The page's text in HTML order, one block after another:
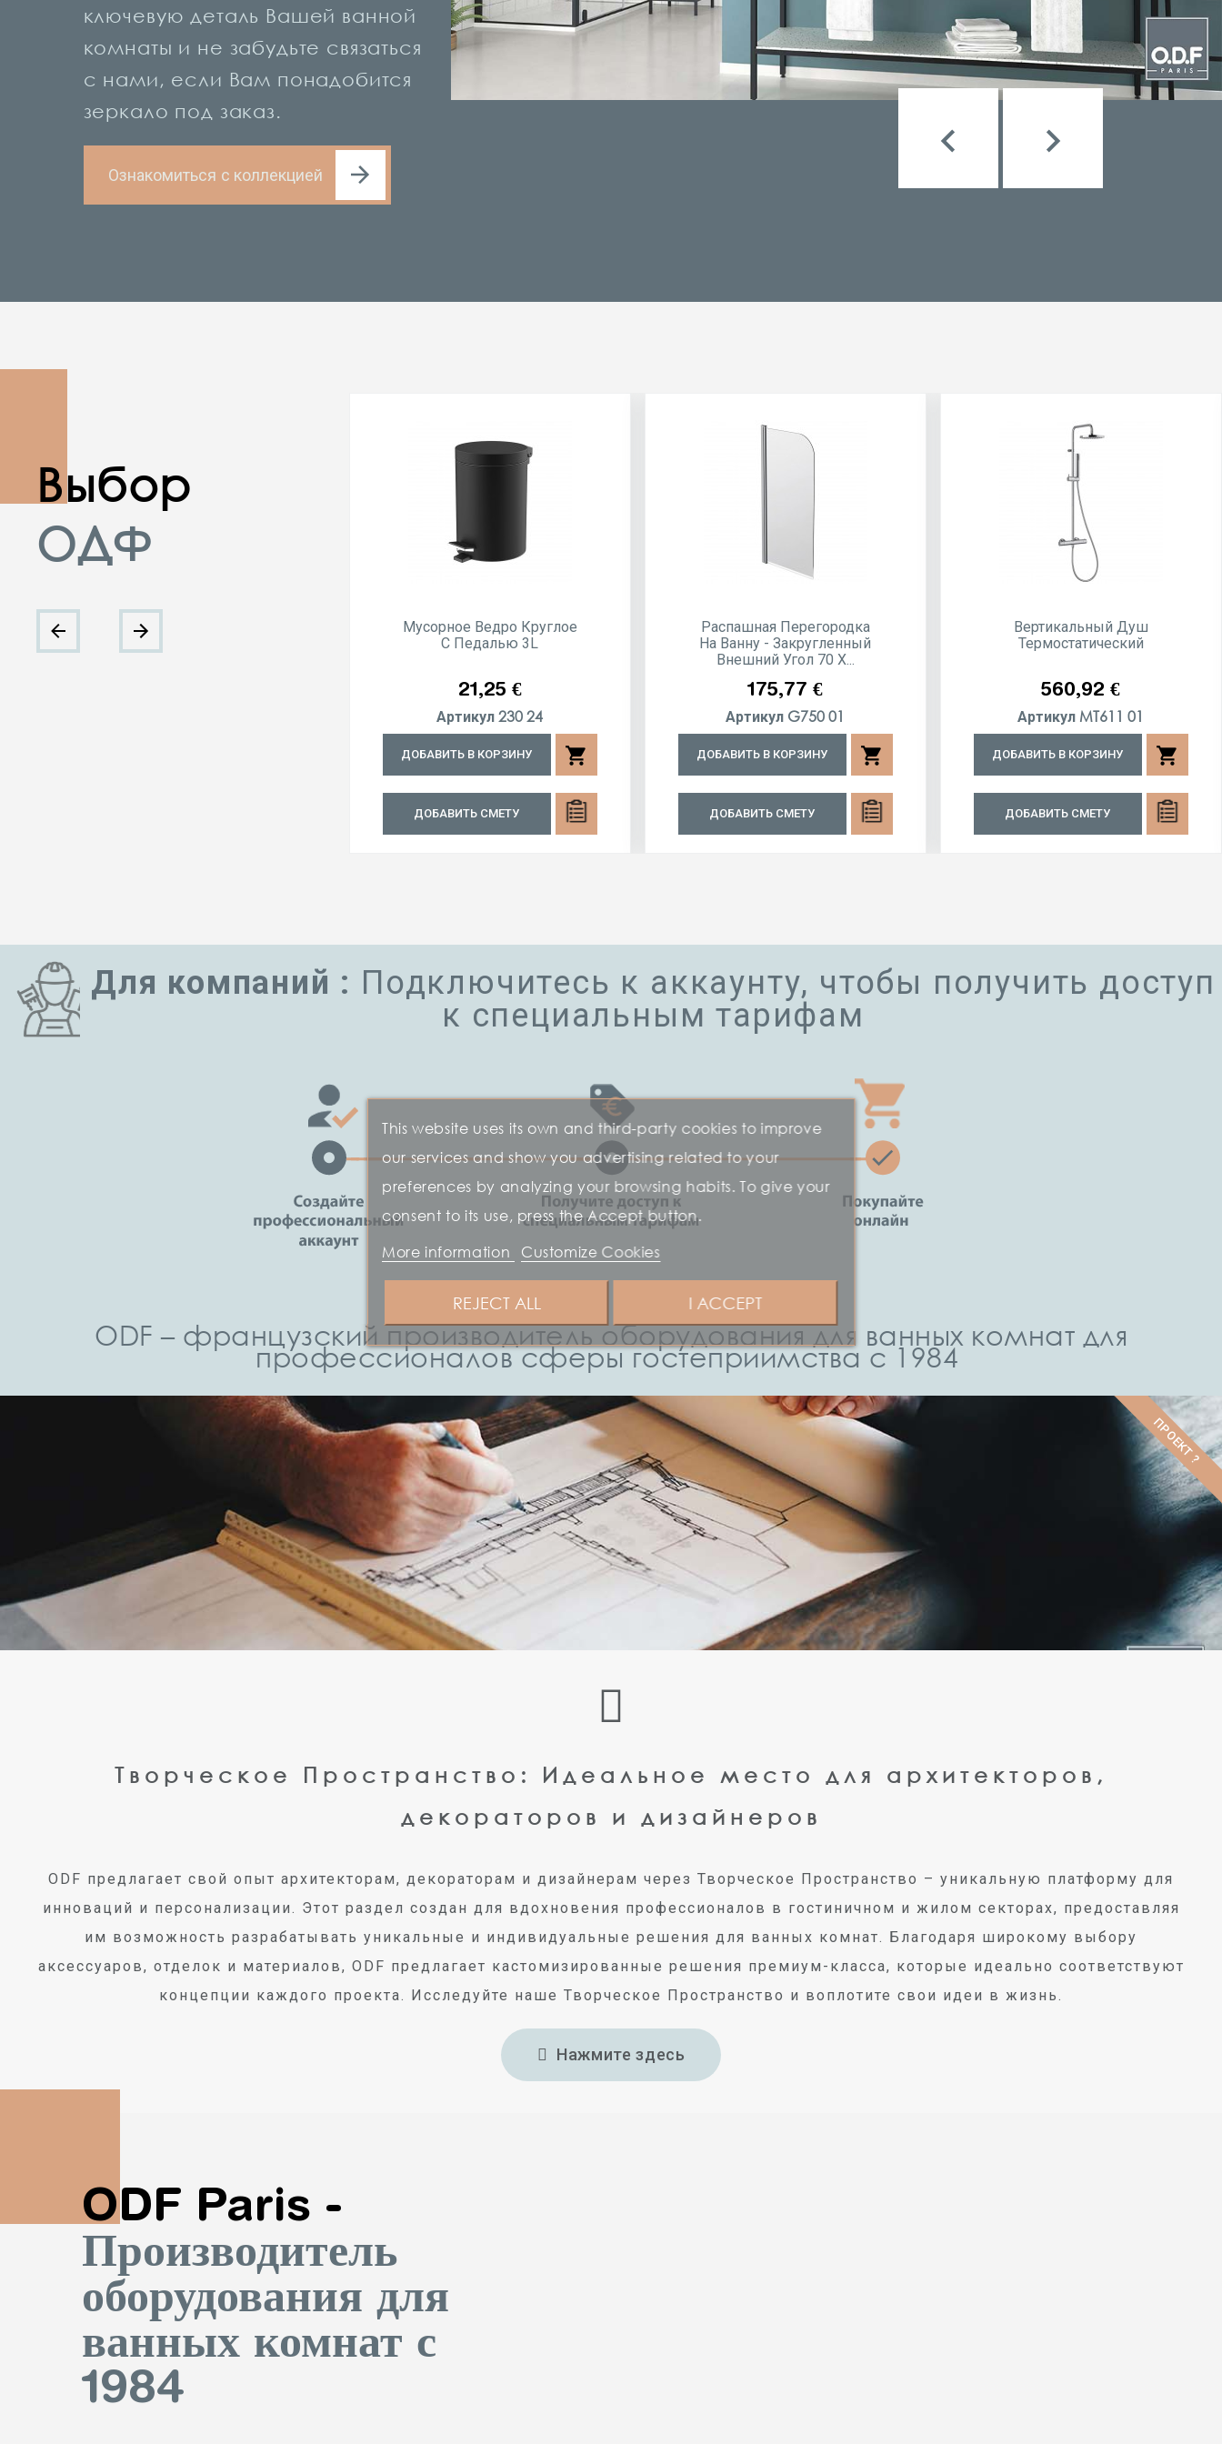
This website uses its own and third-party cookies to improve
our services and show you advertising related to your
preferences by analyzing your browsing habits. To give your
consent to its use, press the Accept button.
More information
Customize Cookies
REJECT ALL I ACCEPT
ключевую деталь Вашей ванной
комнаты и не забудьте связаться
с нами, если Вам понадобится
зеркало под заказ.
Ознакомиться с коллекцией
 
Выбор
ОДФ
Мусорное Ведро Круглое
С Педалью 3L
Цена
21,25 €
Артикул 230 24
ДОБАВИТЬ В КОРЗИНУ shopping_cart
ДОБАВИТЬ СМЕТУ
Распашная Перегородка
На Ванну - Закругленный
Внешний Угол 70 X...
Цена
175,77 €
Артикул G750 01
ДОБАВИТЬ В КОРЗИНУ shopping_cart
ДОБАВИТЬ СМЕТУ
Вертикальный Душ
Термостатический
Цена
560,92 €
Артикул MT611 01
ДОБАВИТЬ В КОРЗИНУ shopping_cart
ДОБАВИТЬ СМЕТУ
Для компаний : Подключитесь к аккаунту, чтобы получить доступ
к специальным тарифам
ODF – французский производитель оборудования для ванных комнат для
профессионалов сферы гостеприимства с 1984
Творческое Пространство: Идеальное место для архитекторов,
декораторов и дизайнеров
ODF предлагает свой опыт архитекторам, декораторам и дизайнерам через Творческое Пространство – уникальную платформу для
инноваций и персонализации. Этот раздел создан для вдохновения профессионалов в гостиничном и жилом секторах, предоставляя
им возможность разрабатывать уникальные и индивидуальные решения для ванных комнат. Благодаря широкому выбору
аксессуаров, отделок и материалов, ODF предлагает кастомизированные решения премиум-класса, которые идеально соответствуют
концепции каждого проекта. Исследуйте наше Творческое Пространство и воплотите свои идеи в жизнь.
Нажмите здесь
ПРОЕКТ ?
ODF Paris -
Производитель
оборудования для
ванных комнат с
1984